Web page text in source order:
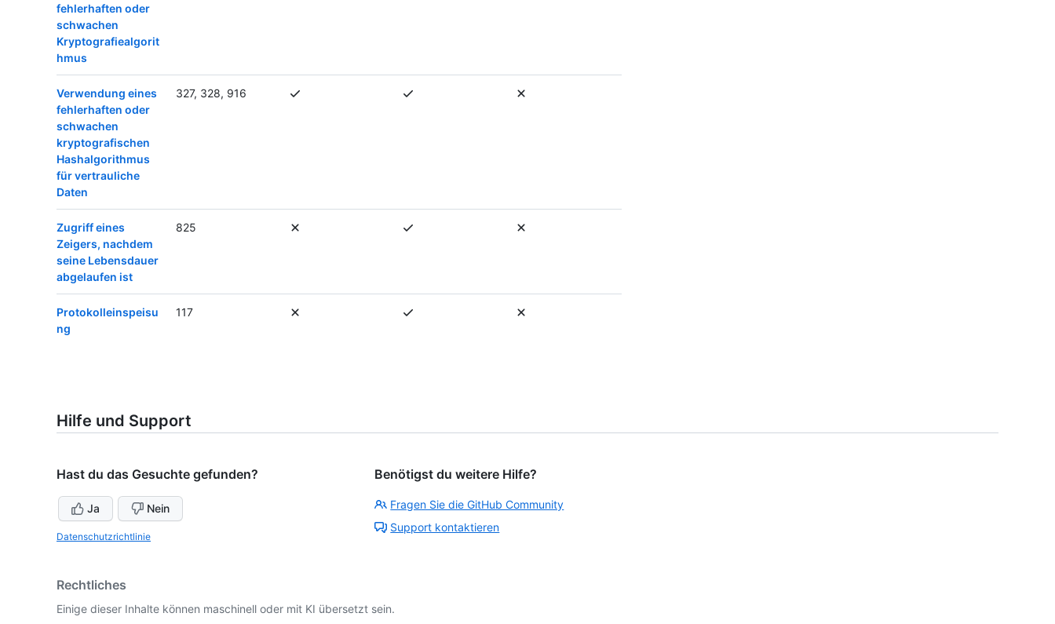
fehlerhaften oder
schwachen
Kryptografiealgorit
hmus
Verwendung eines
fehlerhaften oder
schwachen
kryptografischen
Hashalgorithmus
für vertrauliche
Daten
327, 328, 916
Zugriff eines
Zeigers, nachdem
seine Lebensdauer
abgelaufen ist
825
Protokolleinspeisu
ng
117
Hilfe und Support
Hast du das Gesuchte gefunden?
Ja Nein
Datenschutzrichtlinie
Benötigst du weitere Hilfe?
Fragen Sie die GitHub Community
Support kontaktieren
Rechtliches
Einige dieser Inhalte können maschinell oder mit KI übersetzt sein.